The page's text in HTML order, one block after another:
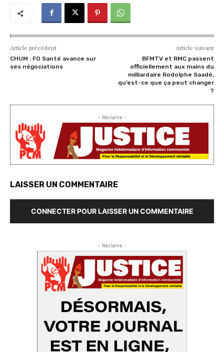
Article précédent
CHUM : FO Santé avance sur
ses négociations
Article suivant
BFMTV et RMC passent
officiellement aux mains du
milliardaire Rodolphe Saadé,
qu’est-ce que ça peut changer
?
- Réclame -
LAISSER UN COMMENTAIRE
CONNECTER POUR LAISSER UN COMMENTAIRE
- Réclame -